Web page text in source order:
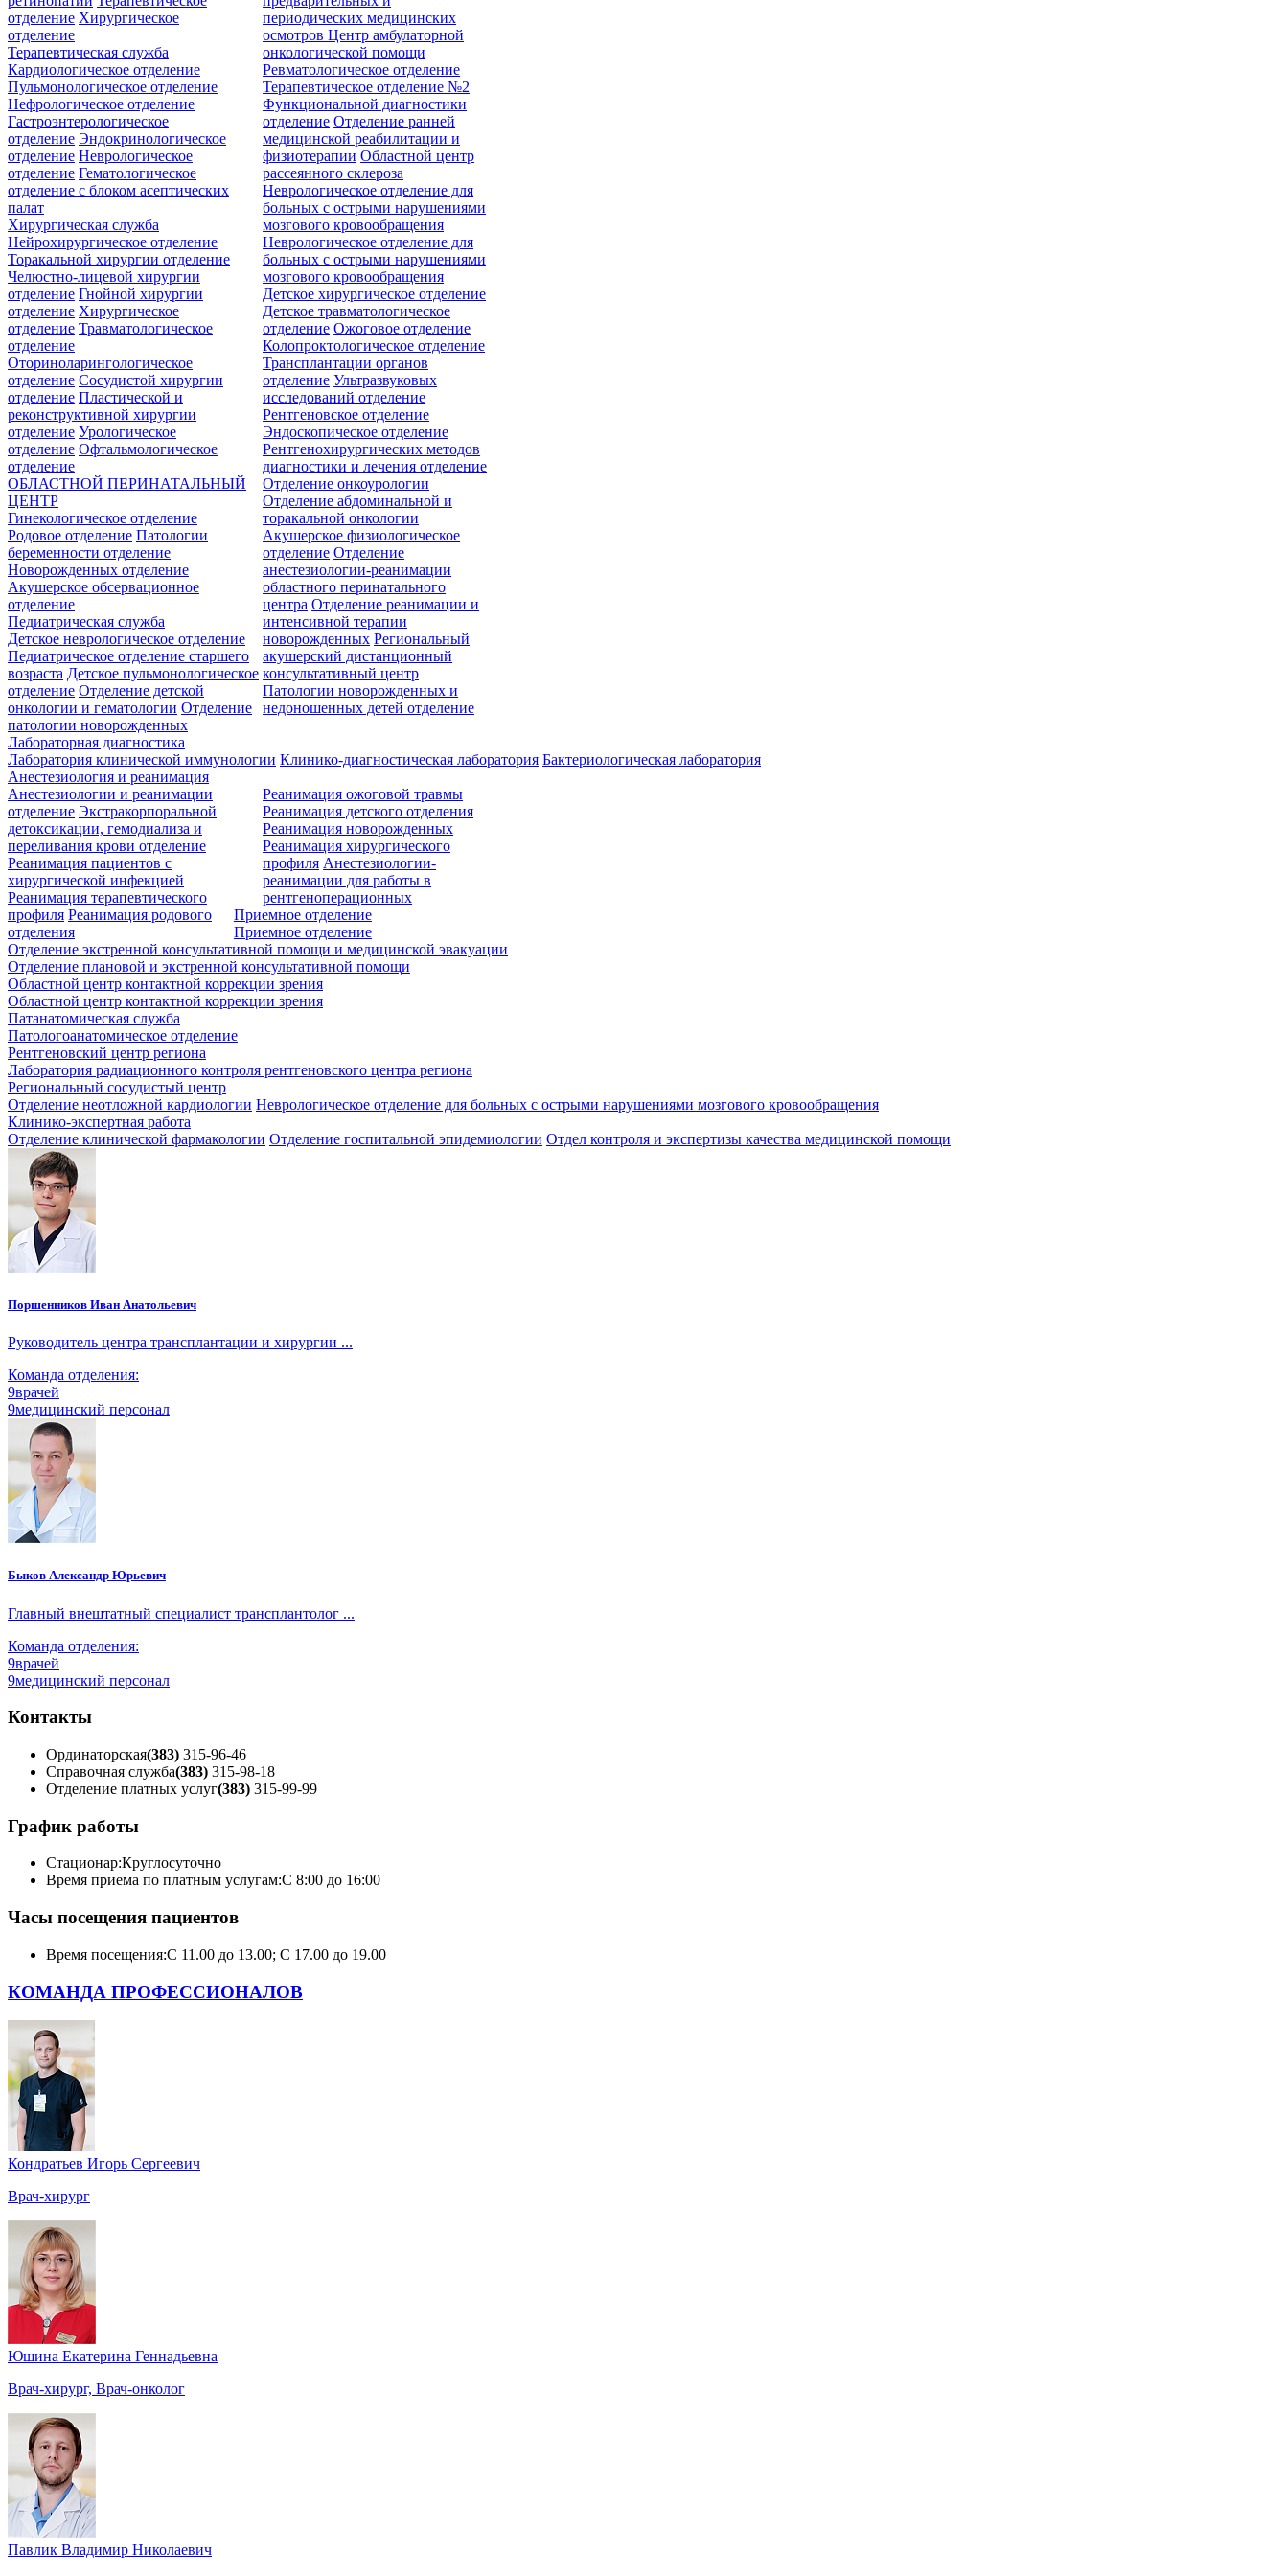
отделение Хирургическое
отделение
периодических медицинских
осмотровЦентр амбулаторной
онкологической помощи
Терапевтическая служба
Кардиологическое отделение
Пульмонологическое отделение
Нефрологическое отделение
Гастроэнтерологическое
отделение Эндокринологическое
отделение Неврологическое
отделение Гематологическое
отделение c блоком асептических
палат
Ревматологическое отделение
Терапевтическое отделение №2
Функциональной диагностики
отделение Отделение ранней
медицинской реабилитации и
физиотерапии Областной центр
рассеянного склероза
Неврологическое отделение для
больных с острыми нарушениями
мозгового кровообращения
Неврологическое отделение для
больных с острыми нарушениями
мозгового кровообращения
Хирургическая служба
Нейрохирургическое отделение
Торакальной хирургии отделение
Челюстно-лицевой хирургии
отделение Гнойной хирургии
отделение Хирургическое
отделение Травматологическое
отделение
Оториноларингологическое
отделение Сосудистой хирургии
отделение Пластической и
реконструктивной хирургии
отделение Урологическое
отделение Офтальмологическое
отделение
Детское хирургическое отделение
Детское травматологическое
отделение Ожоговое отделение
Колопроктологическое отделение
Трансплантации органов
отделение Ультразвуковых
исследований отделение
Рентгеновское отделение
Эндоскопическое отделение
Рентгенохирургических методов
диагностики и лечения отделение
Отделение онкоурологии
Отделение абдоминальной и
торакальной онкологии
ОБЛАСТНОЙ ПЕРИНАТАЛЬНЫЙ
ЦЕНТР
Гинекологическое отделение
Родовое отделение Патологии
беременности отделение
Новорожденных отделение
Акушерское обсервационное
отделение
Акушерское физиологическое
отделение Отделение
анестезиологии-реанимации
областного перинатального
центра Отделение реанимации и
интенсивной терапии
новорожденных Региональный
акушерский дистанционный
консультативный центр
Патологии новорожденных и
недоношенных детей отделение
Педиатрическая служба
Детское неврологическое отделение
Педиатрическое отделение старшего
возраста Детское пульмонологическое
отделение Отделение детской
онкологии и гематологии Отделение
патологии новорожденных
Лабораторная диагностика
Лаборатория клинической иммунологии Клинико-диагностическая лаборатория Бактериологическая лаборатория
Анестезиология и реанимация
Анестезиологии и реанимации
отделение Экстракорпоральной
детоксикации, гемодиализа и
переливания крови отделение
Реанимация пациентов с
хирургической инфекцией
Реанимация терапевтического
профиля Реанимация родового
отделения
Реанимация ожоговой травмы
Реанимация детского отделения
Реанимация новорожденных
Реанимация хирургического
профиля Анестезиологии-
реанимации для работы в
рентгеноперационных
Приемное отделение
Приемное отделение
Отделение экстренной консультативной помощи и медицинской эвакуации
Отделение плановой и экстренной консультативной помощи
Областной центр контактной коррекции зрения
Областной центр контактной коррекции зрения
Патанатомическая служба
Патологоанатомическое отделение
Рентгеновский центр региона
Лаборатория радиационного контроля рентгеновского центра региона
Региональный сосудистый центр
Отделение неотложной кардиологии Неврологическое отделение для больных с острыми нарушениями мозгового кровообращения
Клинико-экспертная работа
Отделение клинической фармакологии Отделение госпитальной эпидемиологии Отдел контроля и экспертизы качества медицинской помощи
Поршенников Иван Анатольевич
Руководитель центра трансплантации и хирургии ...
Команда отделения:
9врачей
9медицинский персонал
Быков Александр Юрьевич
Главный внештатный специалист трансплантолог ...
Команда отделения:
9врачей
9медицинский персонал
Контакты
Ординаторская(383) 315-96-46
Справочная служба(383) 315-98-18
Отделение платных услуг(383) 315-99-99
График работы
Стационар:Круглосуточно
Время приема по платным услугам:С 8:00 до 16:00
Часы посещения пациентов
Время посещения:С 11.00 до 13.00; С 17.00 до 19.00
КОМАНДА ПРОФЕССИОНАЛОВ
Кондратьев Игорь Сергеевич
Врач-хирург
Юшина Екатерина Геннадьевна
Врач-хирург, Врач-онколог
Павлик Владимир Николаевич